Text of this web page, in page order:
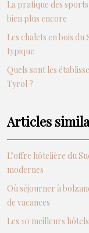
La pratique des
bien plus encore
Les chalets en bois
typique
Quels sont les
Tyrol ?
Articles
L’offre hôtelière du
modernes
Où séjourner à
de vacances
Les 10 meilleurs